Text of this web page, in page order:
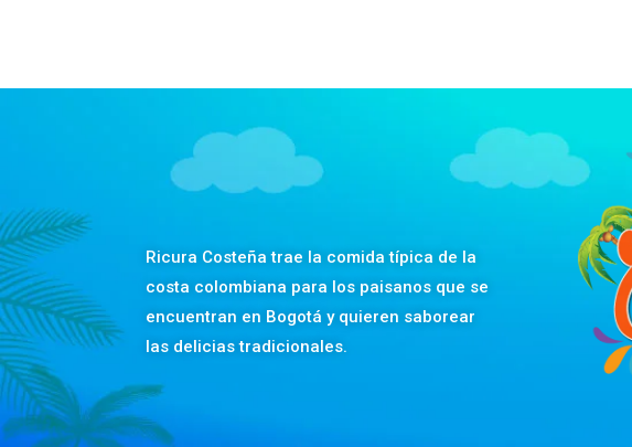
Ricura Costeña trae la comida típica de la
costa colombiana para los paisanos que se
encuentran en Bogotá y quieren saborear
las delicias tradicionales.